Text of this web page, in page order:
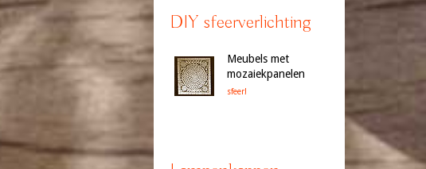
DIY sfeerverlichting
Meubels met
mozaiekpanelen
sfeer!